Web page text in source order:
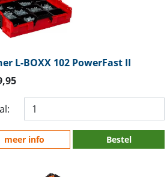
L-BOXX 102 PowerFast II
meer info Bestel